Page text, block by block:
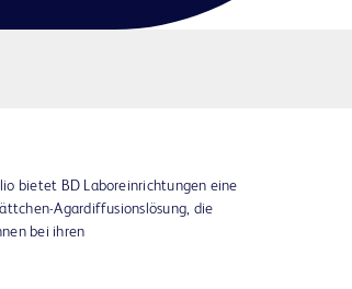
bietet BD Laboreinrichtungen eine
Agardiffusionslösung, die
bei ihren